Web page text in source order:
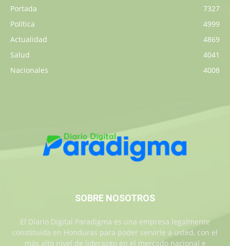
Portada
7327
Política
4999
Actualidad
4869
Salud
4041
Nacionales
4008
SOBRE NOSOTROS
El Diario Digital Paradigma es una empresa legalmente
constituida en Honduras para poder servirle a usted, con el
más alto nivel de liderazgo en el mercado nacional e